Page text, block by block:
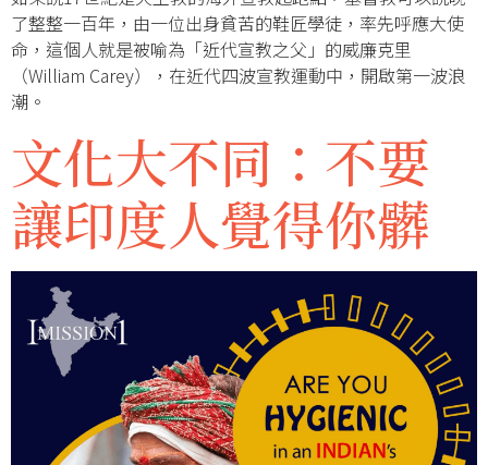
了整整一百年，由一位出身貧苦的鞋匠學徒，率先呼應大使
命，這個人就是被喻為「近代宣教之父」的威廉克里
（William Carey），在近代四波宣教運動中，開啟第一波浪
潮。
文化大不同：不要
讓印度人覺得你髒